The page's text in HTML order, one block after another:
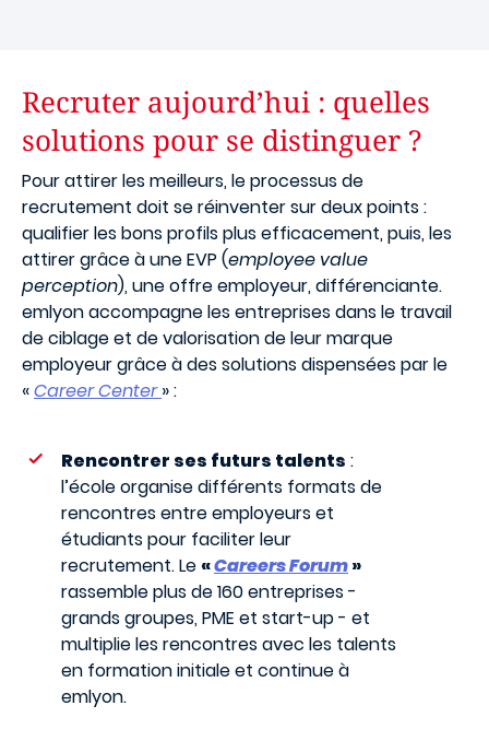
Recruter aujourd’hui : quelles
solutions pour se distinguer ?
Pour attirer les meilleurs, le processus de
recrutement doit se réinventer sur deux points :
qualifier les bons profils plus efficacement, puis, les
attirer grâce à une EVP (employee value
perception), une offre employeur, différenciante.
emlyon accompagne les entreprises dans le travail
de ciblage et de valorisation de leur marque
employeur grâce à des solutions dispensées par le
«Career Center » :
Rencontrer ses futurs talents :
l’école organise différents formats de
rencontres entre employeurs et
étudiants pour faciliter leur
recrutement. Le «Careers Forum»
rassemble plus de 160 entreprises -
grands groupes, PME et start-up - et
multiplie les rencontres avec les talents
en formation initiale et continue à
emlyon.